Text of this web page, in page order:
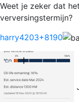
Weet je zeker dat
verversingstermijn?
harry4203+8190